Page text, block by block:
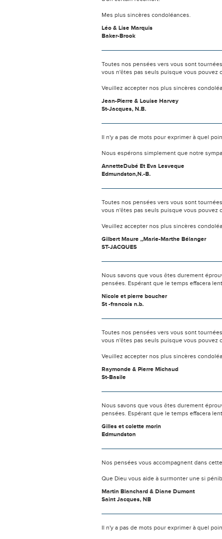
Mes plus sincères condoléances.
Léo & Lise Marquis
Baker-Brook
Toutes nos pensées vers vous sont
vous n'êtes pas seuls puisque vous pouvez
Veuillez accepter nos plus sincères
Jean-Pierre & Louise Harvey
St-Jacques, N.B.
Il n'y a pas de mots pour exprimer à quel
Nous espérons simplement que notre
AnnetteDubé Et Eva Lesveque
Edmundston,N.-B.
Toutes nos pensées vers vous sont
vous n'êtes pas seuls puisque vous pouvez
Veuillez accepter nos plus sincères
Gilbert Maure ,,Marie-Marthe Bélanger
ST-JACQUES
Nous savons que vous êtes durement
pensées. Espérant que le temps effacera
Nicole et pierre boucher
St -francois n.b.
Toutes nos pensées vers vous sont
vous n'êtes pas seuls puisque vous pouvez
Veuillez accepter nos plus sincères
Raymonde & Pierre Michaud
St-Basile
Nous savons que vous êtes durement
pensées. Espérant que le temps effacera
Gilles et colette morin
Edmundston
Nos pensées vous accompagnent dans
Que Dieu vous aide à surmonter une si
Martin Blanchard & Diane Dumont
Saint Jacques, NB
Il n'y a pas de mots pour exprimer à quel